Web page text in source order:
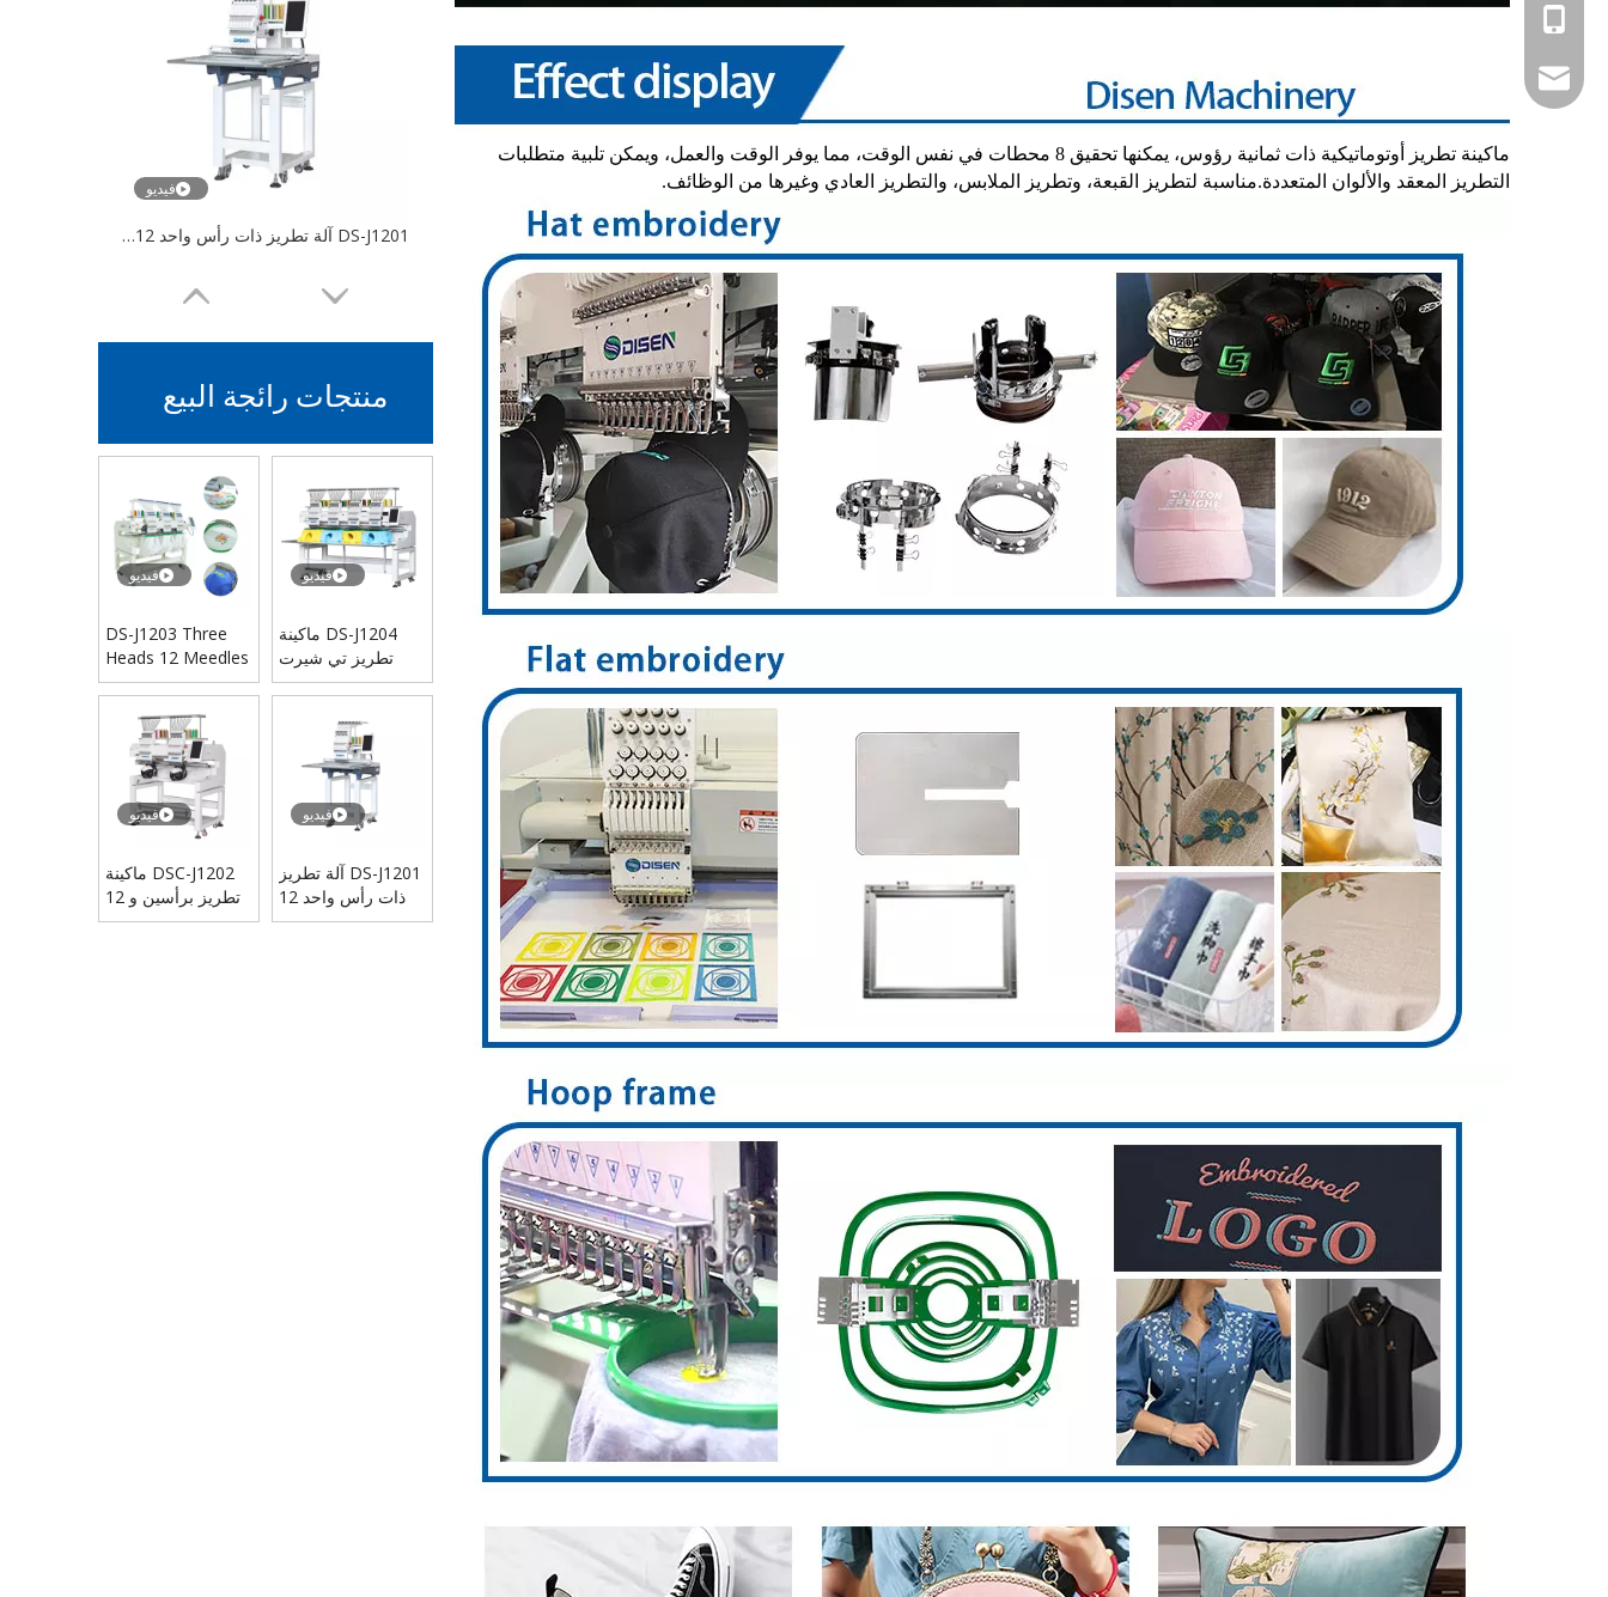
فيديو
DS-J1201 آلة تطريز ذات رأس واحد 12 إبر للبيع
فيديو
DSC-J1202 ماكينة تطريز برأسين و 12 إبرة
فيديو
DS-J1203 Three Heads 12 Meedles Machine
منتجات رائجة البيع
فيديو
DS-J1203 Three
Heads 12 Meedles
Machine
فيديو
DS-J1204 ماكينة
تطريز تي شيرت
بأربعة رؤوس و 12
فيديو
DSC-J1202 ماكينة
تطريز برأسين و 12
إبرة
فيديو
DS-J1201 آلة تطريز
ذات رأس واحد 12
إبر للبيع
ماكينة تطريز أوتوماتيكية ذات ثمانية رؤوس، يمكنها تحقيق 8 محطات في نفس الوقت، مما يوفر الوقت والعمل، ويمكن تلبية متطلبات
التطريز المعقد والألوان المتعددة.مناسبة لتطريز القبعة، وتطريز الملابس، والتطريز العادي وغيرها من الوظائف.